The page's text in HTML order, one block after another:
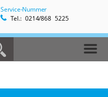
Service-Nummer
Tel.: 0214/868 5225